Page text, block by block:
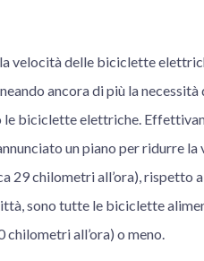
velocità delle biciclette
ancora di più la
biciclette elettriche.
un piano per ridurre la
29 chilometri all’ora), rispetto
sono tutte le biciclette
chilometri all’ora) o meno.